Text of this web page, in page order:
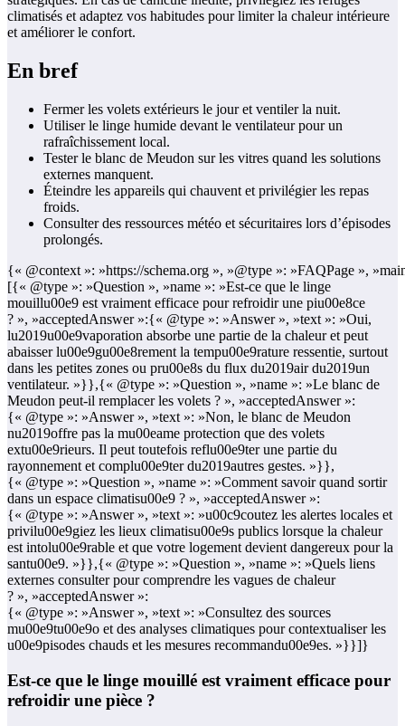
climatisés et adaptez vos habitudes pour limiter la chaleur intérieure
et améliorer le confort.
En bref
Fermer les volets extérieurs le jour et ventiler la nuit.
Utiliser le linge humide devant le ventilateur pour un
rafraîchissement local.
Tester le blanc de Meudon sur les vitres quand les solutions
externes manquent.
Éteindre les appareils qui chauvent et privilégier les repas
froids.
Consulter des ressources météo et sécuritaires lors d’épisodes
prolongés.
{« @context »: »https://schema.org », »@type »: »FAQPage »,
[{« @type »: »Question », »name »: »Est-ce que le linge
mouillu00e9 est vraiment efficace pour refroidir une piu00e8ce
? », »acceptedAnswer »:{« @type »: »Answer », »text »: »Oui,
lu2019u00e9vaporation absorbe une partie de la chaleur et peut
abaisser lu00e9gu00e8rement la tempu00e9rature ressentie, surtout
dans les petites zones ou pru00e8s du flux du2019air du2019un
ventilateur. »}},{« @type »: »Question », »name »: »Le blanc de
Meudon peut-il remplacer les volets ? », »acceptedAnswer »:
{« @type »: »Answer », »text »: »Non, le blanc de Meudon
nu2019offre pas la mu00eame protection que des volets
extu00e9rieurs. Il peut toutefois reflu00e9ter une partie du
rayonnement et complu00e9ter du2019autres gestes. »}},
{« @type »: »Question », »name »: »Comment savoir quand sortir
dans un espace climatisu00e9 ? », »acceptedAnswer »:
{« @type »: »Answer », »text »: »u00c9coutez les alertes locales et
privilu00e9giez les lieux climatisu00e9s publics lorsque la chaleur
est intolu00e9rable et que votre logement devient dangereux pour la
santu00e9. »}},{« @type »: »Question », »name »: »Quels liens
externes consulter pour comprendre les vagues de chaleur
? », »acceptedAnswer »:
{« @type »: »Answer », »text »: »Consultez des sources
mu00e9tu00e9o et des analyses climatiques pour contextualiser les
u00e9pisodes chauds et les mesures recommandu00e9es. »}}]}
Est-ce que le linge mouillé est vraiment efficace pour
refroidir une pièce ?